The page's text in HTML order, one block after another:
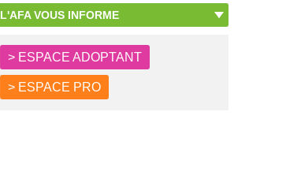
L'AFA VOUS INFORME
> ESPACE ADOPTANT
> ESPACE PRO